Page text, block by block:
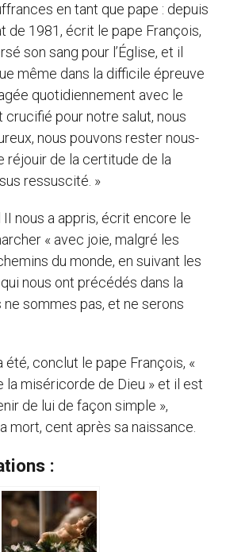
en tant que pape : depuis
de 1981, écrit le pape François,
son sang pour l’Église, et il
même dans la difficile épreuve
quotidiennement avec le
crucifié pour notre salut, nous
nous pouvons rester nous-
réjouir de la certitude de la
ressuscité. »
nous a appris, écrit encore le
« avec joie, malgré les
du monde, en suivant les
nous ont précédés dans la
sommes pas, et ne serons
été, conclut le pape François, «
la miséricorde de Dieu » et il est
de lui de façon simple »,
mort, cent après sa naissance.
: